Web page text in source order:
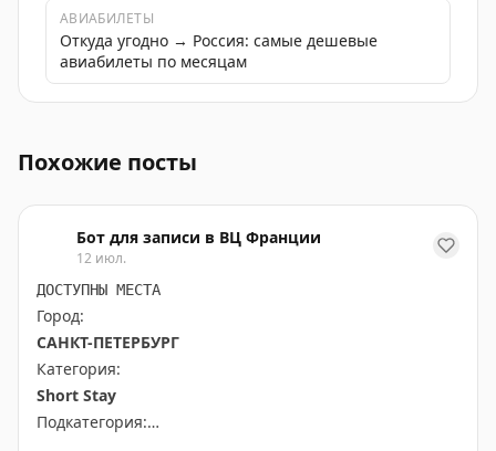
АВИАБИЛЕТЫ
Откуда угодно → Россия: самые дешевые
авиабилеты по месяцам
Похожие посты
Бот для записи в ВЦ Франции
12 июл.
ДОСТУПНЫ МЕСТА
Город:
САНКТ-ПЕТЕРБУРГ
Категория:
Short Stay
Подкатегория: